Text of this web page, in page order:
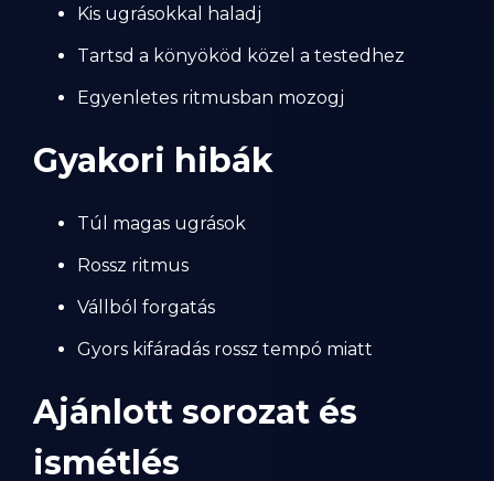
Kis ugrásokkal haladj
Tartsd a könyököd közel a testedhez
Egyenletes ritmusban mozogj
Gyakori hibák
Túl magas ugrások
Rossz ritmus
Vállból forgatás
Gyors kifáradás rossz tempó miatt
Ajánlott sorozat és
ismétlés